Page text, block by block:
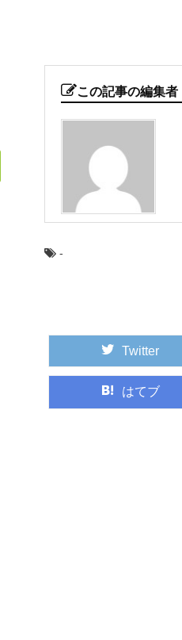
この記事の編集者
-
Twitter
はてブ